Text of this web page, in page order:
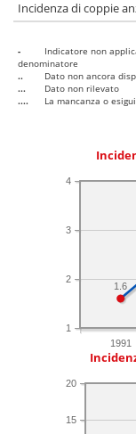
Incidenza di coppie
-
Indicatore non
denominatore
..
Dato non ancora
...
Dato non rilevato
....
La mancanza o
1991
1
2
3
4
1.6
15
20